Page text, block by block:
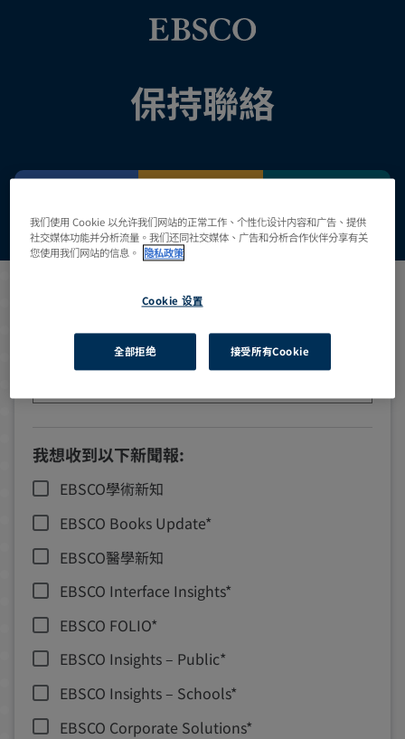
保持聯絡
*
Email信箱:
我想收到以下新聞報:
EBSCO學術新知
EBSCO Books Update*
EBSCO醫學新知
EBSCO Interface Insights*
EBSCO FOLIO*
EBSCO Insights – Public*
EBSCO Insights – Schools*
EBSCO Corporate Solutions*
我们使用 Cookie 以允许我们网站的正常工作、个性化设计内容和广告、提供
社交媒体功能并分析流量。我们还同社交媒体、广告和分析合作伙伴分享有关
您使用我们网站的信息。 隐私政策
Cookie 设置
全部拒绝 接受所有Cookie